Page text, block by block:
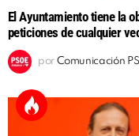
El Ayuntamiento tiene la
peticiones de cualquier
por Comunicación